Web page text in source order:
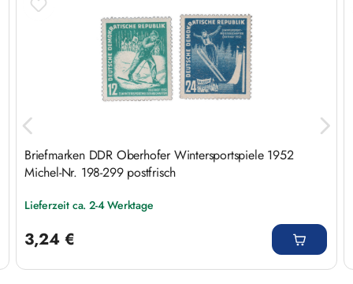
Briefmarken DDR Oberhofer Wintersportspiele 1952
Michel-Nr. 198-299 postfrisch
Lieferzeit ca. 2-4 Werktage
3,24 €